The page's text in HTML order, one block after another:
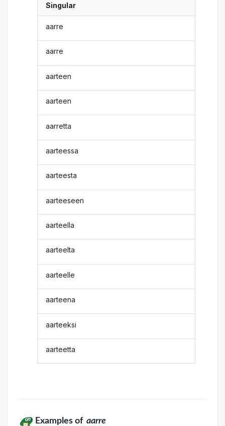
Singular
aarre
aarre
aarteen
aarteen
aarretta
aarteessa
aarteesta
aarteeseen
aarteella
aarteelta
aarteelle
aarteena
aarteeksi
aarteetta
Examples of aarre